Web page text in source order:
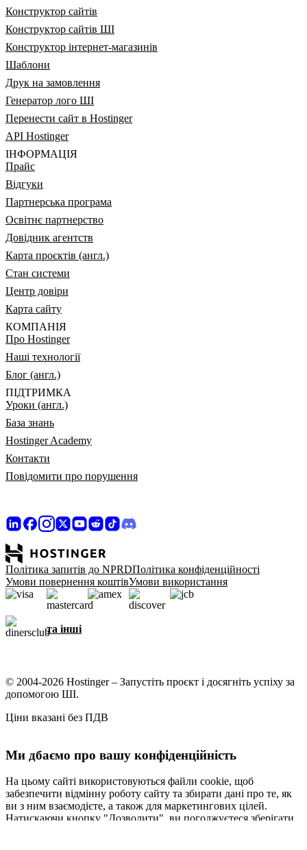
Конструктор сайтів
Конструктор сайтів ШІ
Конструктор інтернет-магазинів
Шаблони
Друк на замовлення
Генератор лого ШІ
Перенести сайт в Hostinger
API Hostinger
ІНФОРМАЦІЯ
Прайс
Відгуки
Партнерська програма
Освітнє партнерство
Довідник агентств
Карта проєктів (англ.)
Стан системи
Центр довіри
Карта сайту
КОМПАНІЯ
Про Hostinger
Наші технології
Блог (англ.)
ПІДТРИМКА
Уроки (англ.)
База знань
Hostinger Academy
Контакти
Повідомити про порушення
Політика запитів до NPRDПолітика конфіденційності
Умови повернення коштівУмови використання
та інші
© 2004-2026 Hostinger – Запустіть проєкт і досягніть успіху за
допомогою ШІ.
Ціни вказані без ПДВ
Ми дбаємо про вашу конфіденційність
На цьому сайті використовуються файли cookie, щоб
забезпечити відмінну роботу сайту та збирати дані про те, як
ви з ним взаємодієте, а також для маркетингових цілей.
Натискаючи кнопку "Дозволити", ви погоджуєтеся зберігати